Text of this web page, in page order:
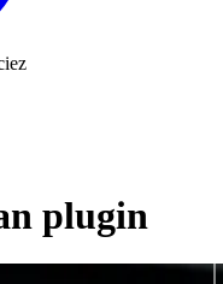
plugin